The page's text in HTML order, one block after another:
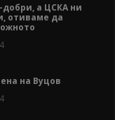
а ЦСКА ни
отиваме да
на Вуцов